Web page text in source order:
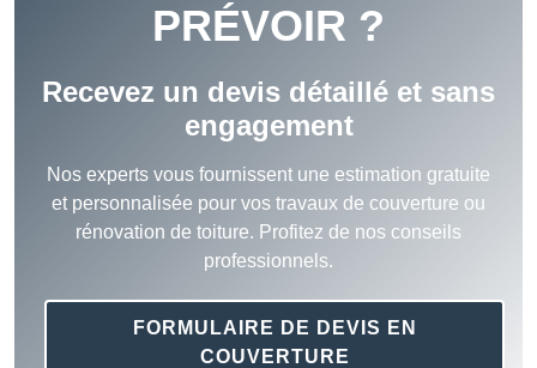
PRÉVOIR ?
Recevez un devis détaillé et sans
engagement
Nos experts vous fournissent une estimation gratuite
et personnalisée pour vos travaux de couverture ou
rénovation de toiture. Profitez de nos conseils
professionnels.
FORMULAIRE DE DEVIS EN
COUVERTURE